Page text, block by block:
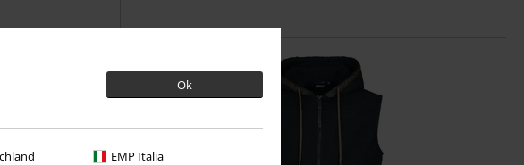
Ok
EMP Italia